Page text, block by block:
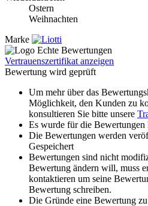
Ostern
Weihnachten
Marke
Vertrauenszertifikat anzeigen
Bewertung wird geprüft
Um mehr über das
Möglichkeit, den Kunden zu
konsultieren Sie bitte unsere
Es wurde für die Bewertungen
Die Bewertungen werden
Gespeichert
Bewertungen sind nicht
Bewertung ändern will, muss
kontaktieren um seine
Bewertung schreiben.
Die Gründe eine Bewertung